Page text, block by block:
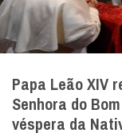
Papa Leão XIV
Senhora do
véspera da